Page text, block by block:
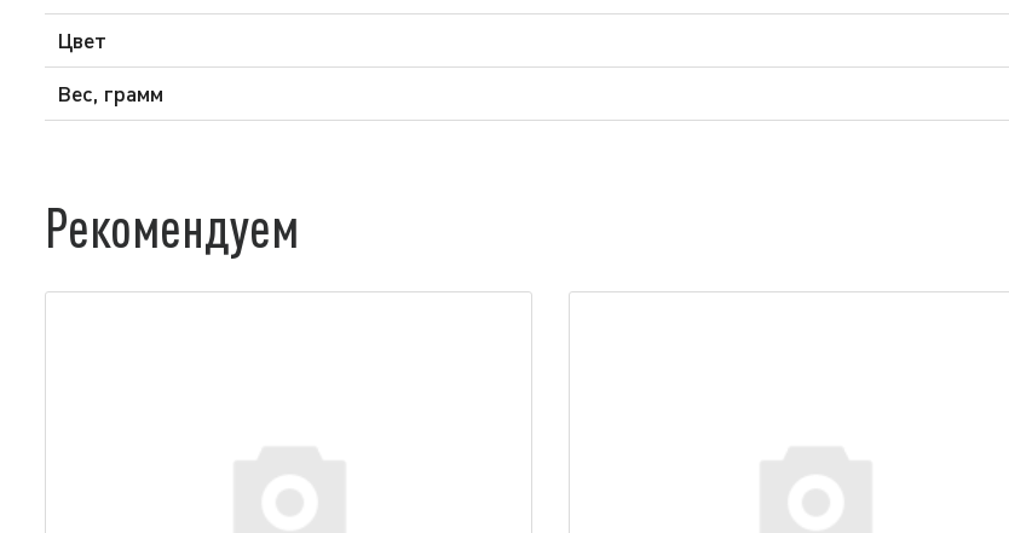
Цвет
Вес, грамм
Рекомендуем